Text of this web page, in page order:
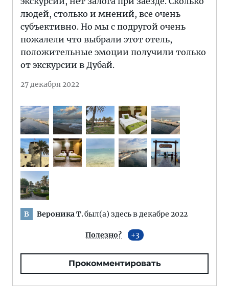
людей, столько и мнений, все очень
субъективно. Но мы с подругой очень
пожалели что выбрали этот отель,
положительные эмоции получили только
от экскурсии в Дубай.
27 декабря 2022
В Вероника Т.был(а) здесь в декабре 2022
Полезно? 3
Прокомментировать